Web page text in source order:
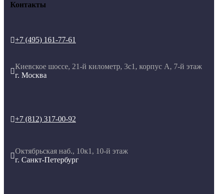
Контакты
+7 (495) 161-77-61

Киевское шоссе, 21-й километр, 3с1, корпус А, 7-й этаж
г. Москва
+7 (812) 317-00-92

Октябрьская наб., 10к1, 10-й этаж
г. Санкт-Петербург